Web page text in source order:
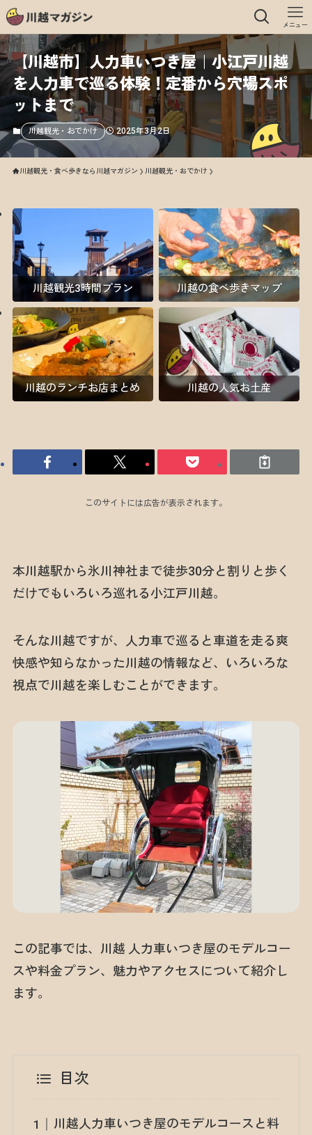
メニュー
【川越市】人力車いつき屋｜小江戸川越
を人力車で巡る体験！定番から穴場スポ
ットまで
川越観光・おでかけ 2025年3月2日
川越観光・食べ歩きなら川越マガジン 川越観光・おでかけ
川越観光3時間プラン 川越の食べ歩きマップ
川越のランチお店まとめ 川越の人気お土産
このサイトには広告が表示されます。
本川越駅から氷川神社まで徒歩30分と割りと歩く
だけでもいろいろ巡れる小江戸川越。
そんな川越ですが、人力車で巡ると車道を走る爽
快感や知らなかった川越の情報など、いろいろな
視点で川越を楽しむことができます。
この記事では、川越 人力車いつき屋のモデルコー
スや料金プラン、魅力やアクセスについて紹介し
ます。
目次
川越人力車いつき屋のモデルコースと料